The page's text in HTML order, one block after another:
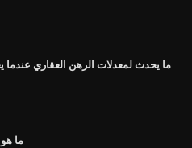
ما يحدث لمعدلات الرهن العقاري عندما
ما